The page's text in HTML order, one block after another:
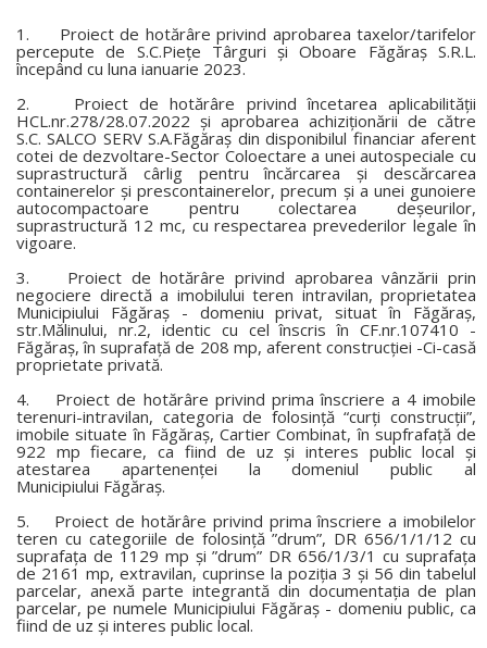
1. Proiect de hotărâre privind aprobarea taxelor/tarifelor
percepute de S.C.Pieţe Târguri şi Oboare Făgăraş S.R.L.
începând cu luna ianuarie 2023.
2. Proiect de hotărâre privind încetarea aplicabilităţii
HCL.nr.278/28.07.2022 şi aprobarea achiziţionării de către
S.C. SALCO SERV S.A.Făgăraş din disponibilul financiar aferent
cotei de dezvoltare-Sector Coloectare a unei autospeciale cu
suprastructură cârlig pentru încărcarea şi descărcarea
containerelor şi prescontainerelor, precum şi a unei gunoiere
autocompactoare pentru colectarea deşeurilor,
suprastructură 12 mc, cu respectarea prevederilor legale în
vigoare.
3. Proiect de hotărâre privind aprobarea vânzării prin
negociere directă a imobilului teren intravilan, proprietatea
Municipiului Făgăraş - domeniu privat, situat în Făgăraş,
str.Mălinului, nr.2, identic cu cel înscris în CF.nr.107410 -
Făgăraş, în suprafaţă de 208 mp, aferent construcţiei -Ci-casă
proprietate privată.
4. Proiect de hotărâre privind prima înscriere a 4 imobile
terenuri-intravilan, categoria de folosinţă “curţi construcţii”,
imobile situate în Făgăraş, Cartier Combinat, în supfrafaţă de
922 mp fiecare, ca fiind de uz şi interes public local şi
atestarea apartenenţei la domeniul public al
Municipiului Făgăraş.
5. Proiect de hotărâre privind prima înscriere a imobilelor
teren cu categoriile de folosinţă ”drum”, DR 656/1/1/12 cu
suprafaţa de 1129 mp şi ”drum” DR 656/1/3/1 cu suprafaţa
de 2161 mp, extravilan, cuprinse la poziţia 3 şi 56 din tabelul
parcelar, anexă parte integrantă din documentaţia de plan
parcelar, pe numele Municipiului Făgăraş - domeniu public, ca
fiind de uz şi interes public local.